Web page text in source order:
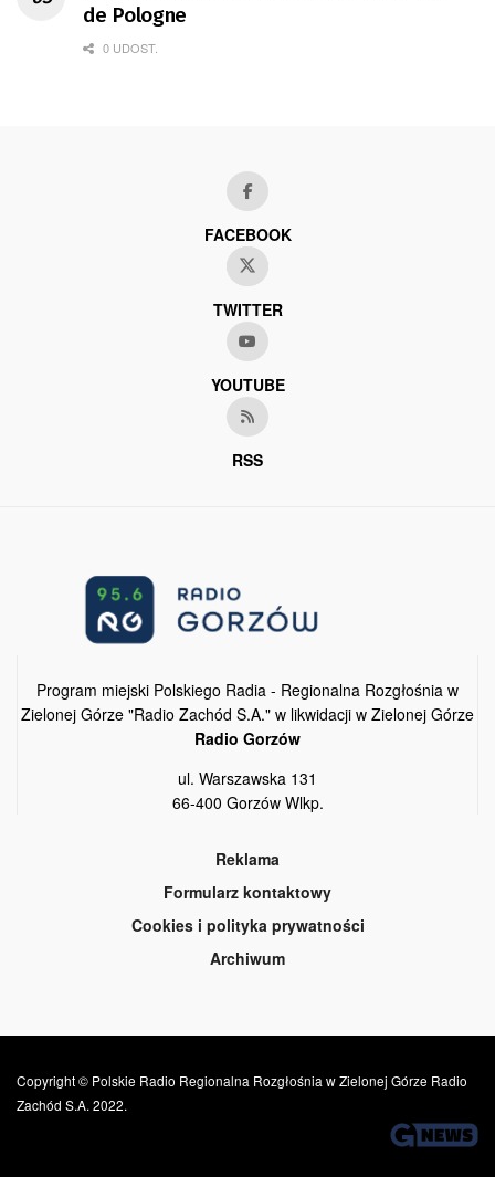
de Pologne
0 UDOST.
FACEBOOK
TWITTER
YOUTUBE
RSS
Program miejski Polskiego Radia - Regionalna Rozgłośnia w
Zielonej Górze "Radio Zachód S.A." w likwidacji w Zielonej Górze
Radio Gorzów
ul. Warszawska 131
66-400 Gorzów Wlkp.
Reklama
Formularz kontaktowy
Cookies i polityka prywatności
Archiwum
Copyright © Polskie Radio Regionalna Rozgłośnia w Zielonej Górze Radio
Zachód S.A. 2022.